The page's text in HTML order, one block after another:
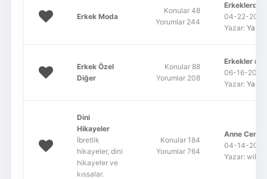
Erkek Moda
Konular 48
Yorumlar 244
Erkeklerde
04-22-
Yazar:
Erkek Özel
Diğer
Konular 88
Yorumlar 208
Erkekler
06-16-2011,
Yazar:
Dini
Hikayeler
İbretlik
hikayeler, dini
hikayeler ve
kıssalar.
Konular 184
Yorumlar 764
Anne
04-14-
Yazar: